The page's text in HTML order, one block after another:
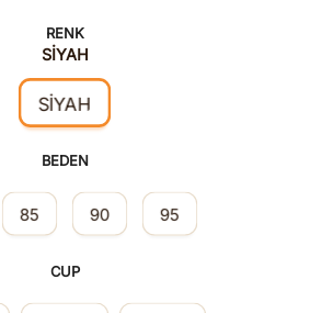
RENK
SİYAH
SİYAH
BEDEN
85 90 95
CUP